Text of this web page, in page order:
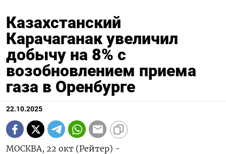
Казахстанский
Карачаганак увеличил
добычу на 8% с
возобновлением приема
газа в Оренбурге
22.10.2025
МОСКВА, 22 окт (Рейтер) -